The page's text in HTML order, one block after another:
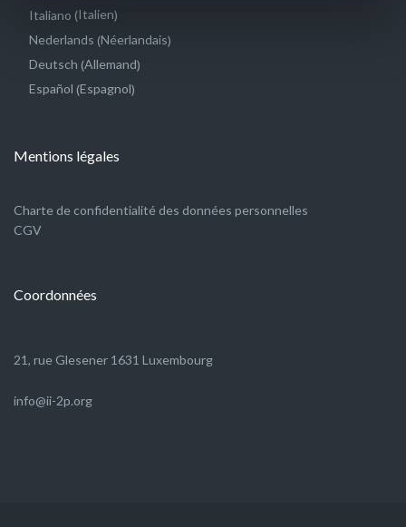
Italiano (Italien)
Nederlands (Néerlandais)
Deutsch (Allemand)
Español (Espagnol)
Mentions légales
Charte de confidentialité des données personnelles
CGV
Coordonnées
21, rue Glesener 1631 Luxembourg
info@ii-2p.org